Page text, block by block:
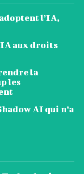
l’IA,
aux droits
la
les
AI qui n’a